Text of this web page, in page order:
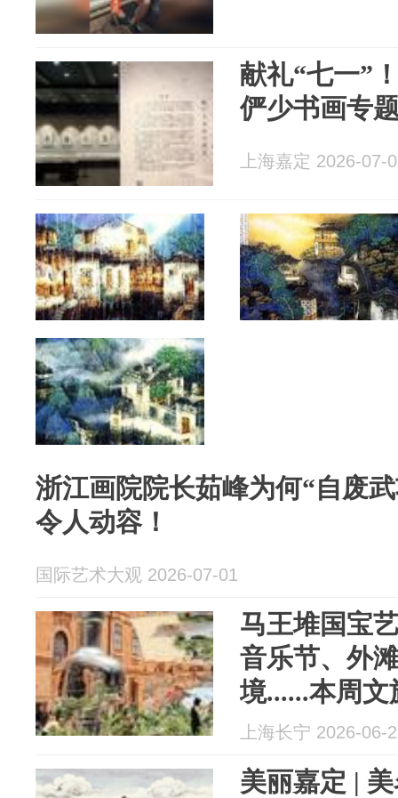
献礼“七一”
俨少书画专
上海嘉定 2026-07-
浙江画院院长茹峰为何“自废
令人动容！
国际艺术大观 2026-07-01
马王堆国宝
音乐节、外
境......本周
上海长宁 2026-06-
美丽嘉定 |